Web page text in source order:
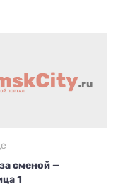
сменой —
1